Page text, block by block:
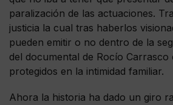
paralización de las actuaciones.
justicia la cual tras haberlos
pueden emitir o no dentro de la
del documental de Rocío Carrasco
protegidos en la intimidad familiar.
Ahora la historia ha dado un giro